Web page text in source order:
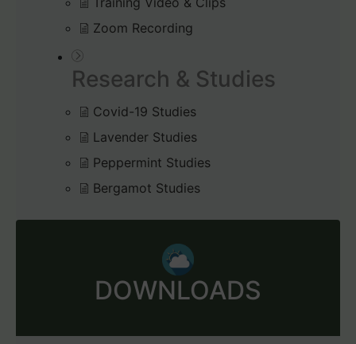
Zoom Recording
Research & Studies
Covid-19 Studies
Lavender Studies
Peppermint Studies
Bergamot Studies
DOWNLOADS